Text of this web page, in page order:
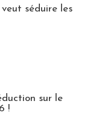
séduire les
sur le
!